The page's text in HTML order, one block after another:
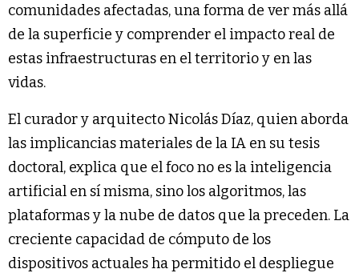
comunidades afectadas, una forma de ver más allá
de la superficie y comprender el impacto real de
estas infraestructuras en el territorio y en las
vidas.
El curador y arquitecto Nicolás Díaz, quien aborda
las implicancias materiales de la IA en su tesis
doctoral, explica que el foco no es la inteligencia
artificial en sí misma, sino los algoritmos, las
plataformas y la nube de datos que la preceden. La
creciente capacidad de cómputo de los
dispositivos actuales ha permitido el despliegue